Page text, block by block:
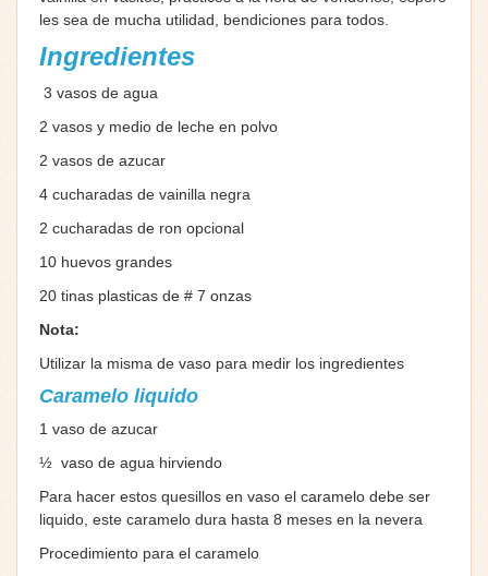
les sea de mucha utilidad, bendiciones para todos.
Ingredientes
3 vasos de agua
2 vasos y medio de leche en polvo
2 vasos de azucar
4 cucharadas de vainilla negra
2 cucharadas de ron opcional
10 huevos grandes
20 tinas plasticas de # 7 onzas
Nota:
Utilizar la misma de vaso para medir los ingredientes
Caramelo liquido
1 vaso de azucar
½ vaso de agua hirviendo
Para hacer estos quesillos en vaso el caramelo debe ser
liquido, este caramelo dura hasta 8 meses en la nevera
Procedimiento para el caramelo